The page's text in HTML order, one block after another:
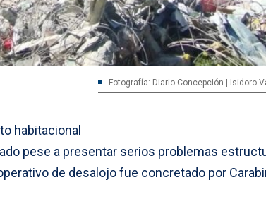
Fotografía: Diario Concepción | Isidoro
habitacional
pese a presentar serios problemas
de desalojo fue concretado por